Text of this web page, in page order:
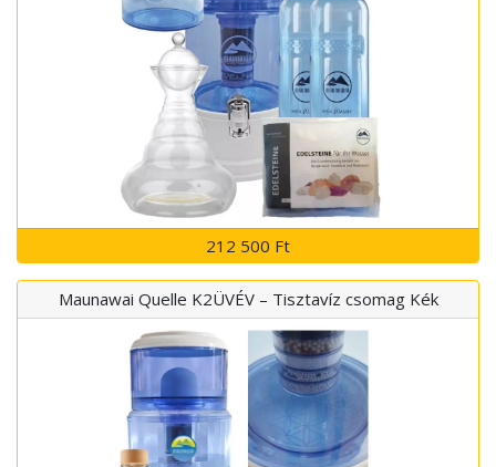
212 500 Ft
Maunawai Quelle K2ÜVÉV – Tisztavíz csomag Kék